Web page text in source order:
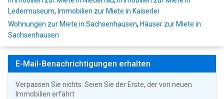
Ledermuseum, Immobilien zur Miete in Kaiserlei
Wohnungen zur Miete in Sachsenhausen, Häuser zur Miete in
Sachsenhausen
E-Mail-Benachrichtigungen erhalten
Verpassen Sie nichts: Seien Sie der Erste, der von neuen
Immobilien erfährt